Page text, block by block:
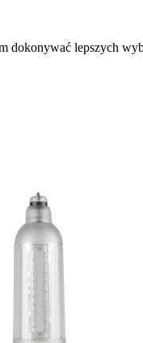
dokonywać lepszych